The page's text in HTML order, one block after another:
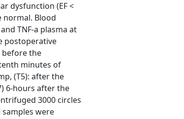
dysfunction (EF <
normal. Blood
TNF-a plasma at
postoperative
before the
minutes of
(T5): after the
6-hours after the
3000 circles
were